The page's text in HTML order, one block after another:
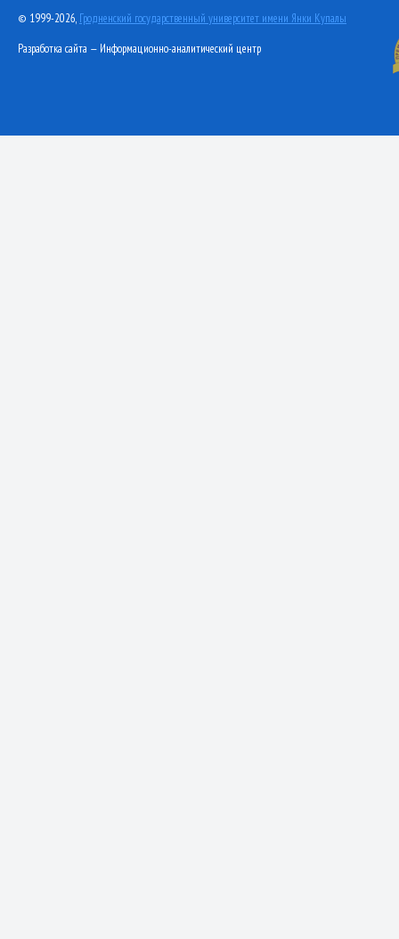
© 1999-2026, Гродненский государственный университет имени Янки Купалы
Разработка сайта — Информационно-аналитический центр